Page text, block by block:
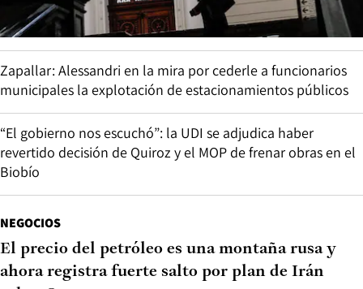
Zapallar: Alessandri en la mira por cederle a funcionarios
municipales la explotación de estacionamientos públicos
“El gobierno nos escuchó”: la UDI se adjudica haber
revertido decisión de Quiroz y el MOP de frenar obras en el
Biobío
NEGOCIOS
El precio del petróleo es una montaña rusa y
ahora registra fuerte salto por plan de Irán